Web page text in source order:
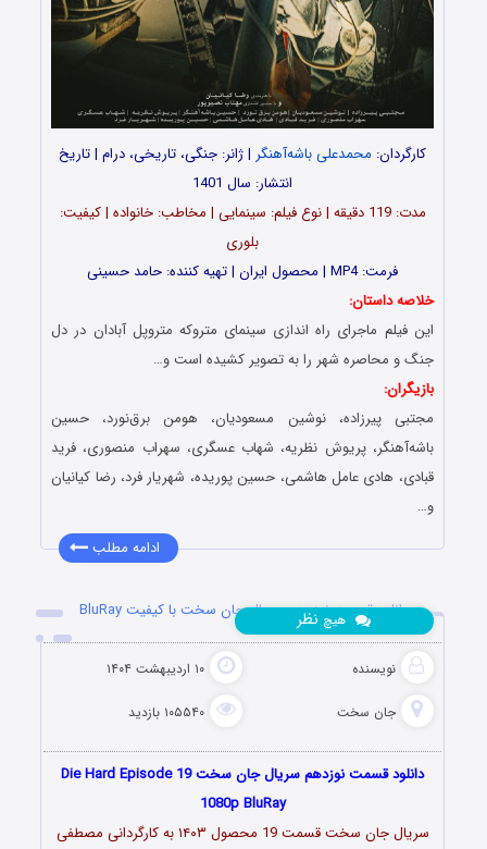
کارگردان: محمدعلی باشه‌آهنگر | ژانر: جنگی، تاریخی، درام | تاریخ
انتشار: سال 1401
مدت‌‌: 119 دقیقه | نوع فیلم: سینمایی | مخاطب: خانواده | کیفیت:
بلوری
فرمت: MP4 | محصول ایران | تهیه‎‌ کننده: حامد حسینی
خلاصه داستان:
این فیلم ماجرای راه اندازی سینمای متروکه متروپل آبادان در دل
جنگ و محاصره شهر را به تصویر کشیده است و…
بازیگران:
مجتبی پیرزاده، نوشین مسعودیان، هومن برق‌نورد، حسین
باشه‌آهنگر، پریوش نظریه، شهاب عسگری، سهراب منصوری، فرید
قبادی، هادی عامل هاشمی، حسین پوریده، شهریار فرد، رضا کیانیان
و…
ادامه مطلب
دانلود قسمت نوزدهم سریال جان سخت با کیفیت BluRay
نویسنده ۱۰ اردیبهشت ۱۴۰۴
جان سخت ۱۰۵۵۴۰ بازدید
هیچ نظر
دانلود قسمت نوزدهم سریال جان سخت Die Hard Episode 19
1080p BluRay
سریال جان سخت قسمت 19 محصول ۱۴۰۳ به کارگردانی مصطفی